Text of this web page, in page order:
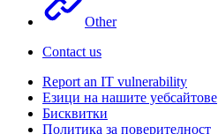
Other
Contact us
Report an IT vulnerability
Езици на нашите уебсайтове
Бисквитки
Политика за поверителност